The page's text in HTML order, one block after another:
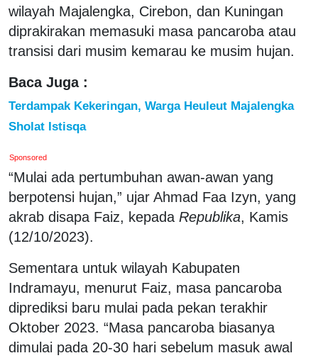
wilayah Majalengka, Cirebon, dan Kuningan
diprakirakan memasuki masa pancaroba atau
transisi dari musim kemarau ke musim hujan.
Baca Juga :
Terdampak Kekeringan, Warga Heuleut Majalengka
Sholat Istisqa
Sponsored
“Mulai ada pertumbuhan awan-awan yang
berpotensi hujan,” ujar Ahmad Faa Izyn, yang
akrab disapa Faiz, kepada Republika, Kamis
(12/10/2023).
Sementara untuk wilayah Kabupaten
Indramayu, menurut Faiz, masa pancaroba
diprediksi baru mulai pada pekan terakhir
Oktober 2023. “Masa pancaroba biasanya
dimulai pada 20-30 hari sebelum masuk awal